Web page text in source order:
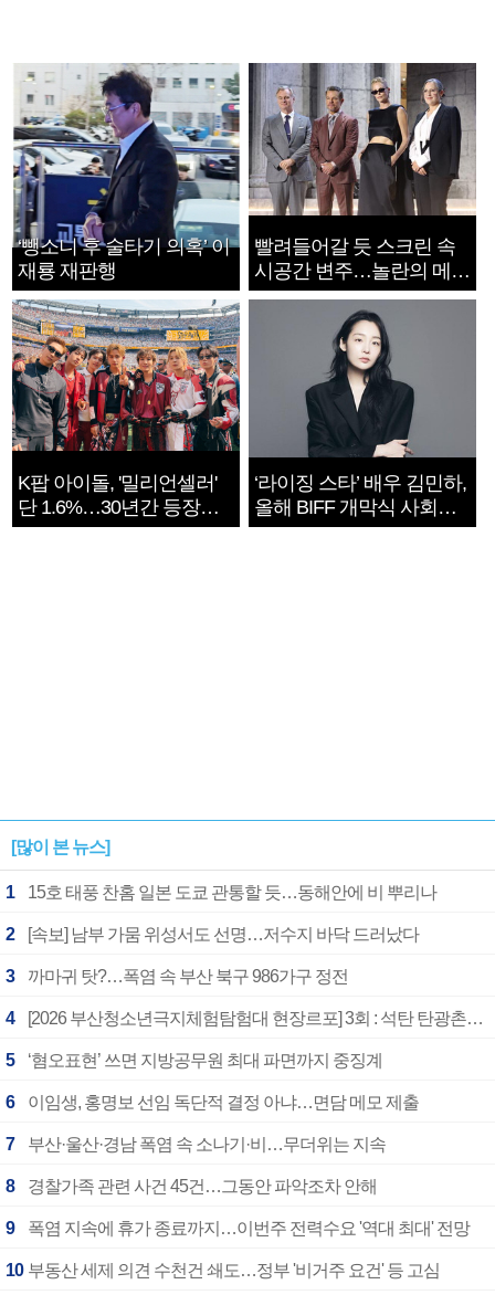
‘뺑소니 후 술타기 의혹’ 이
재룡 재판행
빨려들어갈 듯 스크린 속
시공간 변주…놀란의 메시
지는 ‘전쟁 속죄’
K팝 아이돌, '밀리언셀러'
단 1.6%…30년간 등장
1182개팀 전수조사
‘라이징 스타’ 배우 김민하,
올해 BIFF 개막식 사회자
확정
[많이 본 뉴스]
1 15호 태풍 찬홈 일본 도쿄 관통할 듯…동해안에 비 뿌리나
2 [속보] 남부 가뭄 위성서도 선명…저수지 바닥 드러났다
3 까마귀 탓?…폭염 속 부산 북구 986가구 정전
4 [2026 부산청소년극지체험탐험대 현장르포] 3회 : 석탄 탄광촌에서 북극 연구의 중심지로
5 ‘혐오표현’ 쓰면 지방공무원 최대 파면까지 중징계
6 이임생, 홍명보 선임 독단적 결정 아냐…면담 메모 제출
7 부산·울산·경남 폭염 속 소나기·비…무더위는 지속
8 경찰가족 관련 사건 45건…그동안 파악조차 안해
9 폭염 지속에 휴가 종료까지…이번주 전력수요 '역대 최대' 전망
10 부동산 세제 의견 수천건 쇄도…정부 '비거주 요건' 등 고심